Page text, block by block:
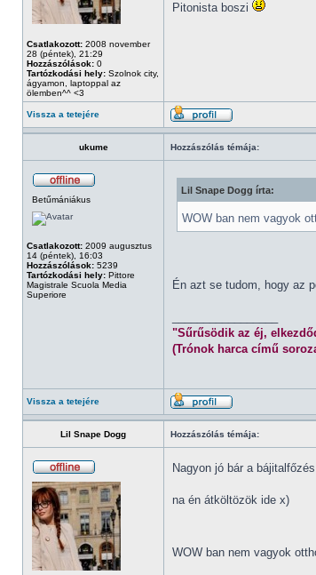
Csatlakozott: 2008 november
28 (péntek), 21:29
Hozzászólások: 0
Tartózkodási hely: Szolnok city,
ágyamon, laptoppal az
ölemben^^ <3
Pitonista boszi
Vissza a tetejére
ukume Hozzászólás témája:
Betűmániákus
Csatlakozott: 2009 augusztus
14 (péntek), 16:03
Hozzászólások: 5239
Tartózkodási hely: Pittore
Magistrale Scuola Media
Superiore
Lil Snape Dogg írta:
WOW ban nem vagyok
Én azt se tudom, hogy az
"Sűrűsödik az éj,
(Trónok harca című
Vissza a tetejére
Lil Snape Dogg Hozzászólás témája:
Nagyon jó bár a
na én átköltözök ide x)
WOW ban nem vagyok